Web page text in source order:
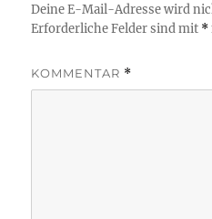
Deine E-Mail-Adresse wird
Erforderliche Felder sind mit *
KOMMENTAR *